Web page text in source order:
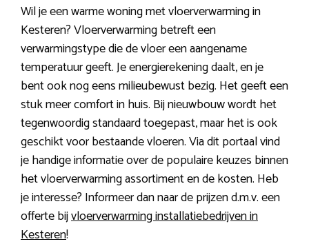
Wil je een warme woning met vloerverwarming in
Kesteren? Vloerverwarming betreft een
verwarmingstype die de vloer een aangename
temperatuur geeft. Je energierekening daalt, en je
bent ook nog eens milieubewust bezig. Het geeft een
stuk meer comfort in huis. Bij nieuwbouw wordt het
tegenwoordig standaard toegepast, maar het is ook
geschikt voor bestaande vloeren. Via dit portaal vind
je handige informatie over de populaire keuzes binnen
het vloerverwarming assortiment en de kosten. Heb
je interesse? Informeer dan naar de prijzen d.m.v. een
offerte bijvloerverwarming installatiebedrijven in
Kesteren!